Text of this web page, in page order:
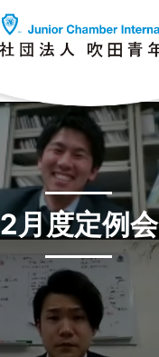
2月度定例会